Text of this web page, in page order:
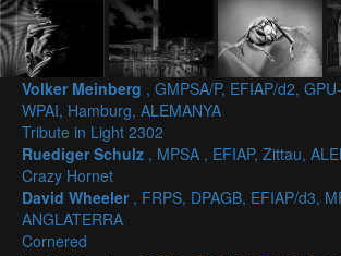
Volker Meinberg , GMPSA/P, EFIAP/d2,
WPAI, Hamburg, ALEMANYA
Tribute in Light 2302
Ruediger Schulz , MPSA , EFIAP, Zittau,
Crazy Hornet
David Wheeler , FRPS, DPAGB, EFIAP/d3,
ANGLATERRA
Cornered